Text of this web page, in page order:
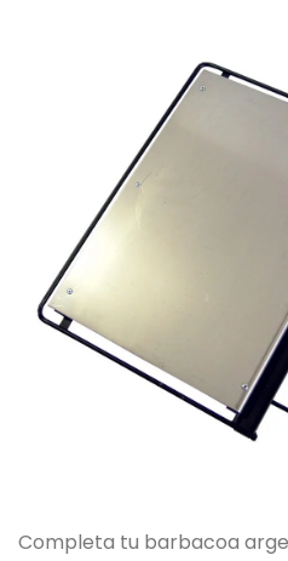
Completa tu barbacoa